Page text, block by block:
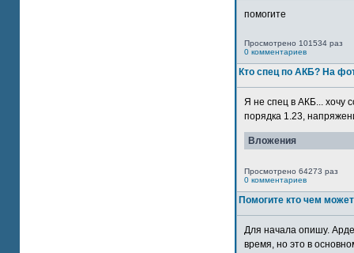
помогите
Просмотрено 101534 раз
0 комментариев
Кто спец по АКБ? На
Я не спец в АКБ... хочу
порядка 1.23,
Вложения
Просмотрено 64273 раз
0 комментариев
Помогите кто чем может
Для начала опишу.
время, но это в